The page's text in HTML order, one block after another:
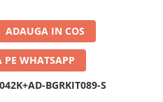
ADAUGA IN COS
WHATSAPP
BGRKIT089-S